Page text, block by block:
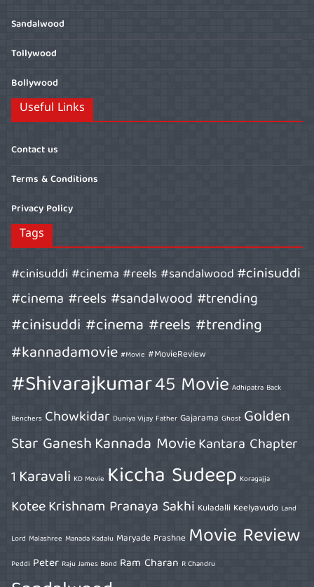
Sandalwood
Tollywood
Bollywood
Useful Links
Contact us
Terms & Conditions
Privacy Policy
Tags
#cinisuddi #cinema #reels #sandalwood#cinisuddi
#cinema #reels #sandalwood #trending
#cinisuddi #cinema #reels #trending
#kannadamovie #Movie #MovieReview
#Shivarajkumar45 Movie Adhipatra Back
Benchers Chowkidar Duniya Vijay Father Gajarama Ghost Golden
Star GaneshKannada MovieKantara Chapter
1 Karavali KD Movie Kiccha Sudeep Koragajja
KoteeKrishnam Pranaya Sakhi Kuladalli Keelyavudo Land
Lord Malashree Manada Kadalu Maryade Prashne Movie Review
Peddi Peter Raju James Bond Ram Charan R Chandru